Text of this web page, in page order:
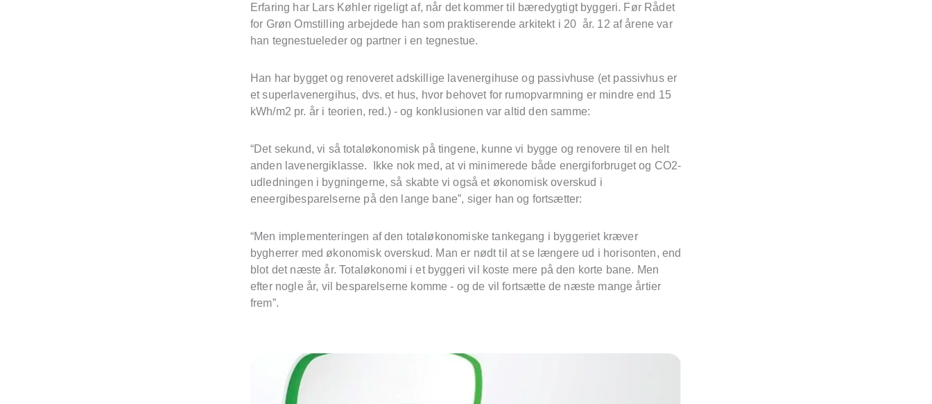
Erfaring har Lars Køhler rigeligt af, når det kommer til bæredygtigt byggeri. Før Rådet
for Grøn Omstilling arbejdede han som praktiserende arkitekt i 20 år. 12 af årene var
han tegnestueleder og partner i en tegnestue.
Han har bygget og renoveret adskillige lavenergihuse og passivhuse (et passivhus er
et superlavenergihus, dvs. et hus, hvor behovet for rumopvarmning er mindre end 15
kWh/m2 pr. år i teorien, red.) - og konklusionen var altid den samme:
“Det sekund, vi så totaløkonomisk på tingene, kunne vi bygge og renovere til en helt
anden lavenergiklasse. Ikke nok med, at vi minimerede både energiforbruget og CO2-
udledningen i bygningerne, så skabte vi også et økonomisk overskud i
eneergibesparelserne på den lange bane”, siger han og fortsætter:
“Men implementeringen af den totaløkonomiske tankegang i byggeriet kræver
bygherrer med økonomisk overskud. Man er nødt til at se længere ud i horisonten, end
blot det næste år. Totaløkonomi i et byggeri vil koste mere på den korte bane. Men
efter nogle år, vil besparelserne komme - og de vil fortsætte de næste mange årtier
frem”.